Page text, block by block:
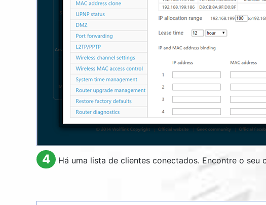
4 Há uma lista de clientes conectados. Encontre o seu